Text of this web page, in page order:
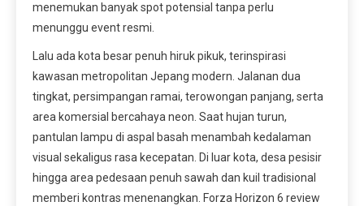
menemukan banyak spot potensial tanpa perlu
menunggu event resmi.
Lalu ada kota besar penuh hiruk pikuk, terinspirasi
kawasan metropolitan Jepang modern. Jalanan dua
tingkat, persimpangan ramai, terowongan panjang, serta
area komersial bercahaya neon. Saat hujan turun,
pantulan lampu di aspal basah menambah kedalaman
visual sekaligus rasa kecepatan. Di luar kota, desa pesisir
hingga area pedesaan penuh sawah dan kuil tradisional
memberi kontras menenangkan. Forza Horizon 6 review